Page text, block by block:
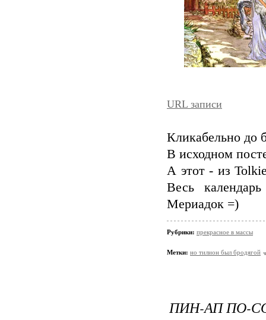
URL записи
Кликабельно до
В исходном
А этот - из
Весь
Мериадок =)
Рубрики: прекрасное в массы
Метки: но тилион был бродягой
ПИН-АП ПО-